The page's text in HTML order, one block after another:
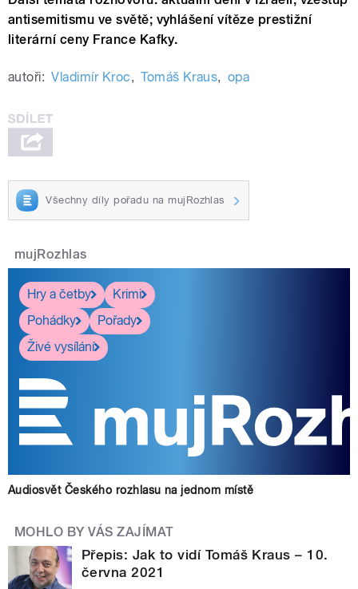
antisemitismu ve světě; vyhlášení vítěze prestižní
literární ceny France Kafky.
autoři: Vladimír Kroc, Tomáš Kraus, opa
Všechny díly pořadu na mujRozhlas
mujRozhlas
Hry a četby
Krimi
Pohádky
Pořady
Živé vysílání
Audiosvět Českého rozhlasu na jednom místě
MOHLO BY VÁS ZAJÍMAT
Přepis: Jak to vidí Tomáš Kraus – 10.
června 2021